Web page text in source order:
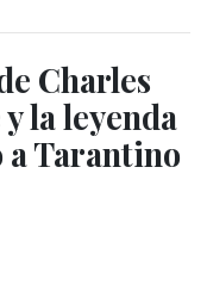
Charles
la leyenda
Tarantino